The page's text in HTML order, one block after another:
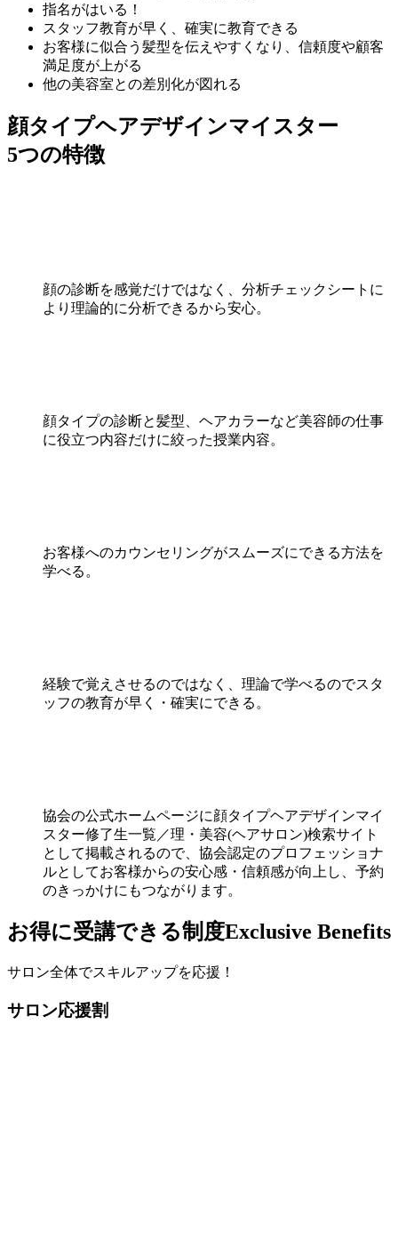
指名がはいる！
スタッフ教育が早く、確実に教育できる
お客様に似合う髪型を伝えやすくなり、信頼度や顧客
満足度が上がる
他の美容室との差別化が図れる
顔タイプヘアデザインマイスター
5つの特徴
顔の診断を感覚だけではなく、分析チェックシートに
より理論的に分析できるから安心。
顔タイプの診断と髪型、ヘアカラーなど美容師の仕事
に役立つ内容だけに絞った授業内容。
お客様へのカウンセリングがスムーズにできる方法を
学べる。
経験で覚えさせるのではなく、理論で学べるのでスタ
ッフの教育が早く・確実にできる。
協会の公式ホームページに顔タイプヘアデザインマイ
スター修了生一覧／理・美容(ヘアサロン)検索サイト
として掲載されるので、協会認定のプロフェッショナ
ルとしてお客様からの安心感・信頼感が向上し、予約
のきっかけにもつながります。
お得に受講できる制度Exclusive Benefits
サロン全体でスキルアップを応援！
サロン応援割